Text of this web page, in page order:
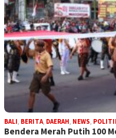
BALI, BERITA, DAERAH, NEWS,
Bendera Merah Putih 100